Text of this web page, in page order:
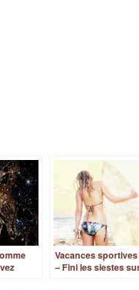
Vacances sportives
– Fini les siestes